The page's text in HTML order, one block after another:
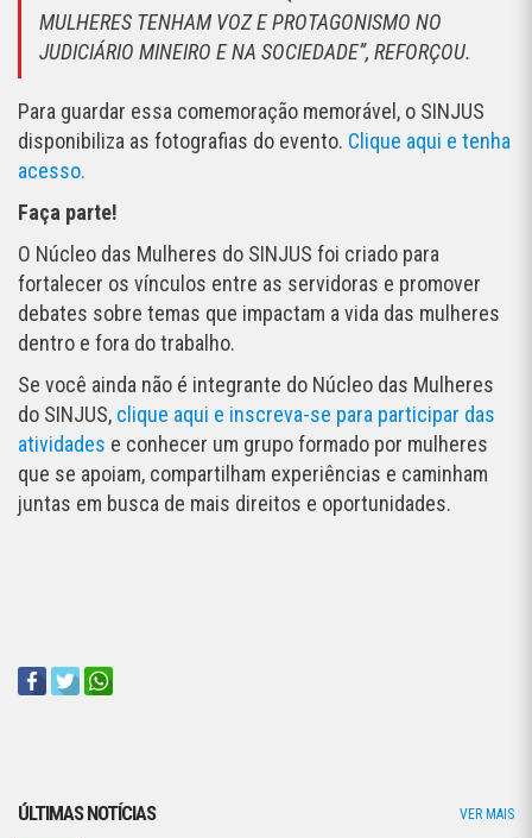
MULHERES TENHAM VOZ E PROTAGONISMO NO
JUDICIÁRIO MINEIRO E NA SOCIEDADE”, REFORÇOU.
Para guardar essa comemoração memorável, o SINJUS
disponibiliza as fotografias do evento. Clique aqui e tenha
acesso.
Faça parte!
O Núcleo das Mulheres do SINJUS foi criado para
fortalecer os vínculos entre as servidoras e promover
debates sobre temas que impactam a vida das mulheres
dentro e fora do trabalho.
Se você ainda não é integrante do Núcleo das Mulheres
do SINJUS, clique aqui e inscreva-se para participar das
atividades e conhecer um grupo formado por mulheres
que se apoiam, compartilham experiências e caminham
juntas em busca de mais direitos e oportunidades.
ÚLTIMAS NOTÍCIAS VER MAIS